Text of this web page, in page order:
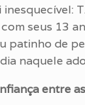
seus 13
patinho de
naquele
entre